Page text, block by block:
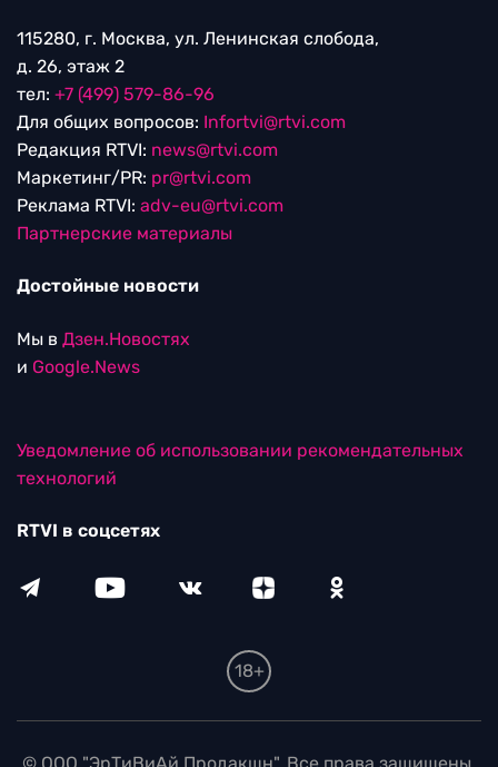
115280, г. Москва, ул. Ленинская слобода,
д. 26, этаж 2
тел: +7 (499) 579-86-96
Для общих вопросов: Infortvi@rtvi.com
Редакция RTVI: news@rtvi.com
Маркетинг/PR: pr@rtvi.com
Реклама RTVI: adv-eu@rtvi.com
Партнерские материалы
Достойные новости
Мы в Дзен.Новостях
и Google.News
Уведомление об использовании рекомендательных
технологий
RTVI в соцсетях
18+